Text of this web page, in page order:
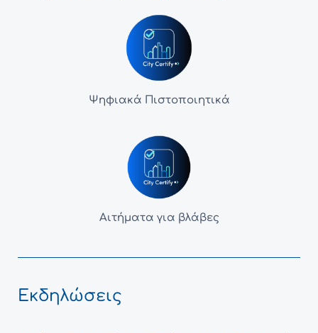
Ψηφιακά Πιστοποιητικά
Αιτήματα για βλάβες
Εκδηλώσεις